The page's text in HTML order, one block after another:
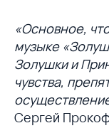
«Основное,
музыке
Золушки и
чувства,
Сергей